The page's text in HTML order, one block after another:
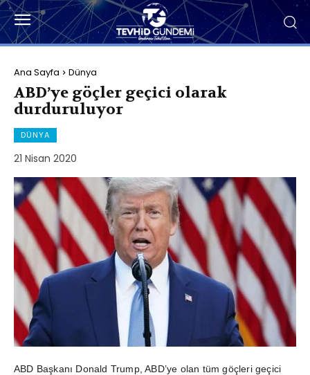
Ana Sayfa Dünya
ABD’ye göçler geçici olarak
durduruluyor
DÜNYA
21 Nisan 2020
ABD Başkanı Donald Trump, ABD’ye olan tüm göçleri geçici